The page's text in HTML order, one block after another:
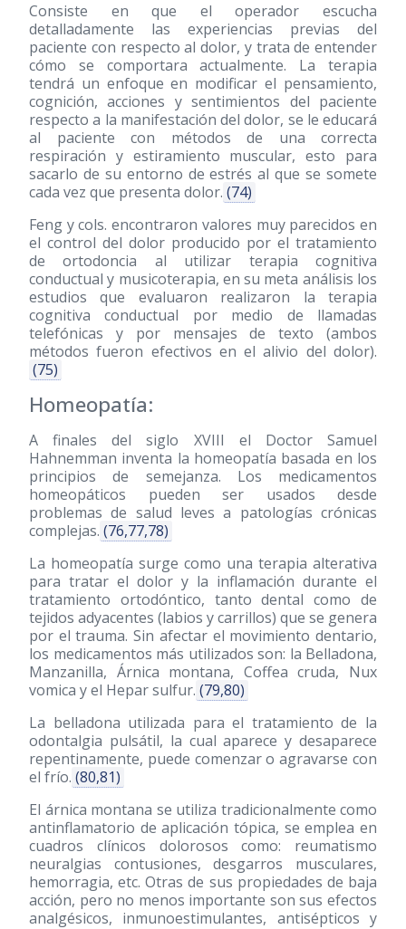
Consiste en que el operador escucha
detalladamente las experiencias previas del
paciente con respecto al dolor, y trata de entender
cómo se comportara actualmente. La terapia
tendrá un enfoque en modificar el pensamiento,
cognición, acciones y sentimientos del paciente
respecto a la manifestación del dolor, se le educará
al paciente con métodos de una correcta
respiración y estiramiento muscular, esto para
sacarlo de su entorno de estrés al que se somete
cada vez que presenta dolor. (74)
Feng y cols. encontraron valores muy parecidos en
el control del dolor producido por el tratamiento
de ortodoncia al utilizar terapia cognitiva
conductual y musicoterapia, en su meta análisis los
estudios que evaluaron realizaron la terapia
cognitiva conductual por medio de llamadas
telefónicas y por mensajes de texto (ambos
métodos fueron efectivos en el alivio del dolor).
(75)
Homeopatía:
A finales del siglo XVIII el Doctor Samuel
Hahnemman inventa la homeopatía basada en los
principios de semejanza. Los medicamentos
homeopáticos pueden ser usados desde
problemas de salud leves a patologías crónicas
complejas. (76,77,78)
La homeopatía surge como una terapia alterativa
para tratar el dolor y la inflamación durante el
tratamiento ortodóntico, tanto dental como de
tejidos adyacentes (labios y carrillos) que se genera
por el trauma. Sin afectar el movimiento dentario,
los medicamentos más utilizados son: la Belladona,
Manzanilla, Árnica montana, Coffea cruda, Nux
vomica y el Hepar sulfur. (79,80)
La belladona utilizada para el tratamiento de la
odontalgia pulsátil, la cual aparece y desaparece
repentinamente, puede comenzar o agravarse con
el frío. (80,81)
El árnica montana se utiliza tradicionalmente como
antinflamatorio de aplicación tópica, se emplea en
cuadros clínicos dolorosos como: reumatismo
neuralgias contusiones, desgarros musculares,
hemorragia, etc. Otras de sus propiedades de baja
acción, pero no menos importante son sus efectos
analgésicos, inmunoestimulantes, antisépticos y